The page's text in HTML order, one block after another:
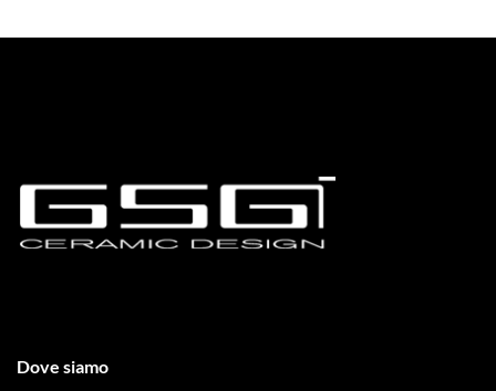
Dove siamo